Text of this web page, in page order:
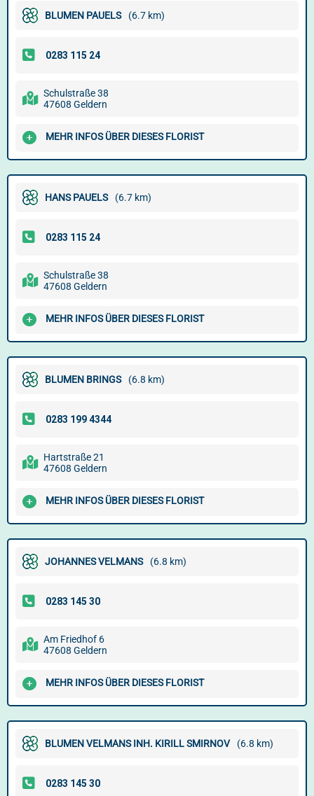
BLUMEN PAUELS (6.7 km)
Schulstraße 38
47608 Geldern
MEHR INFOS ÜBER DIESES FLORIST
HANS PAUELS (6.7 km)
Schulstraße 38
47608 Geldern
MEHR INFOS ÜBER DIESES FLORIST
BLUMEN BRINGS (6.8 km)
Hartstraße 21
47608 Geldern
MEHR INFOS ÜBER DIESES FLORIST
JOHANNES VELMANS (6.8 km)
Am Friedhof 6
47608 Geldern
MEHR INFOS ÜBER DIESES FLORIST
BLUMEN VELMANS INH. KIRILL SMIRNOV (6.8 km)